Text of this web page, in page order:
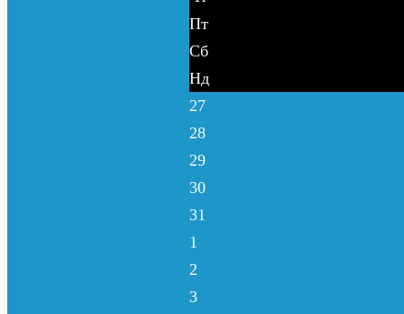
Пт
Сб
Нд
27
28
29
30
31
1
2
3